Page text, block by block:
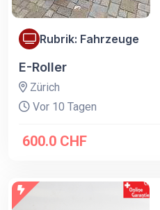
Rubrik: Fahrzeuge
E-Roller
Zürich
Vor 10 Tagen
600.0 CHF